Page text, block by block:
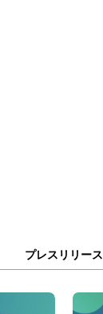
プレスリリース